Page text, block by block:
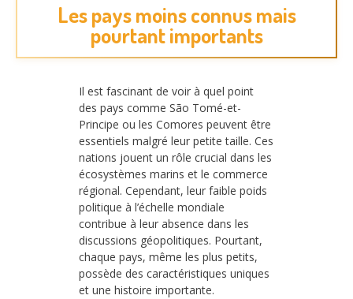
Les pays moins connus mais
pourtant importants
Il est fascinant de voir à quel point
des pays comme São Tomé-et-
Principe ou les Comores peuvent être
essentiels malgré leur petite taille. Ces
nations jouent un rôle crucial dans les
écosystèmes marins et le commerce
régional. Cependant, leur faible poids
politique à l’échelle mondiale
contribue à leur absence dans les
discussions géopolitiques. Pourtant,
chaque pays, même les plus petits,
possède des caractéristiques uniques
et une histoire importante.